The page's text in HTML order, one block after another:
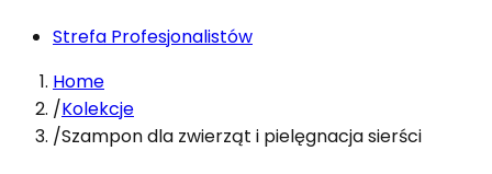
Strefa Profesjonalistów
Home
/Kolekcje
/Szampon dla zwierząt i pielęgnacja sierści